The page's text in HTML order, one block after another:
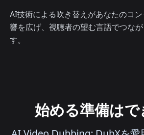
AI技術による吹き替えがあなたのコ
響を広げ、視聴者の望む言語でつな
す。
始める準備はで